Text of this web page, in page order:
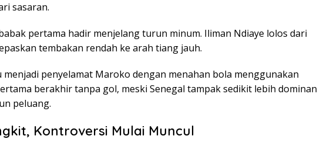
sasaran.
pertama hadir menjelang turun minum. Iliman Ndiaye lolos dari
tembakan rendah ke arah tiang jauh.
penyelamat Maroko dengan menahan bola menggunakan
berakhir tanpa gol, meski Senegal tampak sedikit lebih dominan
peluang.
Kontroversi Mulai Muncul